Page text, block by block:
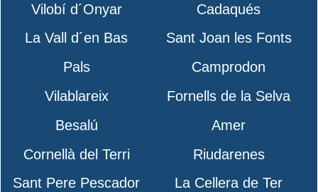
Vilobí d´Onyar
Cadaqués
La Vall d´en Bas
Sant Joan les Fonts
Pals
Camprodon
Vilablareix
Fornells de la Selva
Besalú
Amer
Cornellà del Terri
Riudarenes
Sant Pere Pescador
La Cellera de Ter